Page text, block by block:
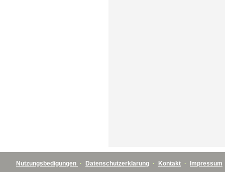
Nutzungsbedigungen · Datenschutzerklarung · Kontakt · Impressum